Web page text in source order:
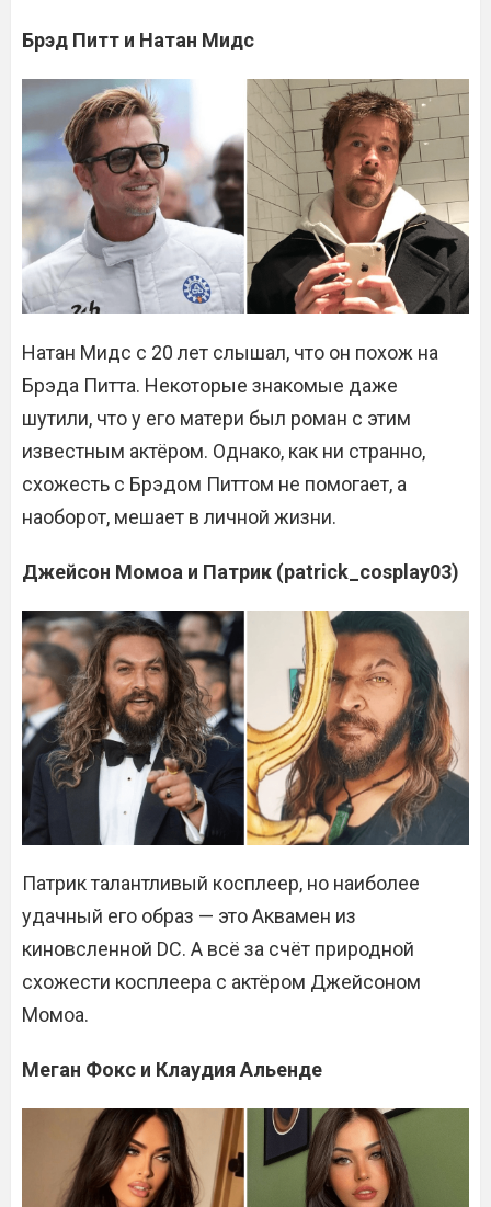
Брэд Питт и Натан Мидс
Натан Мидс с 20 лет слышал, что он похож на
Брэда Питта. Некоторые знакомые даже
шутили, что у его матери был роман с этим
известным актёром. Однако, как ни странно,
схожесть с Брэдом Питтом не помогает, а
наоборот, мешает в личной жизни.
Джейсон Момоа и Патрик (patrick_cosplay03)
Патрик талантливый косплеер, но наиболее
удачный его образ — это Аквамен из
киновсленной DC. А всё за счёт природной
схожести косплеера с актёром Джейсоном
Момоа.
Меган Фокс и Клаудия Альенде